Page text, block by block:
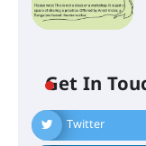
Get In
Twitter